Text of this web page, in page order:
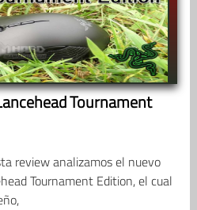
Tournament
review analizamos el nuevo
Tournament Edition, el cual